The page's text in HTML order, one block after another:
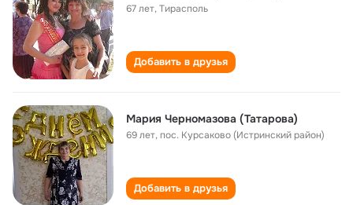
67 лет,Тирасполь
Добавить в друзья
Мария Черномазова (Татарова)
69 лет,пос. Курсаково (Истринский район)
Добавить в друзья